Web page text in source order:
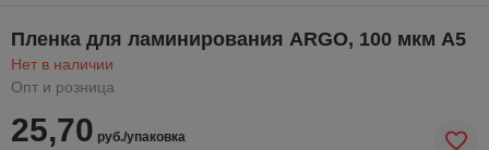
Пленка для ламинирования ARGO, 100 мкм А5
Нет в наличии
Опт и розница
25,70 руб./упаковка